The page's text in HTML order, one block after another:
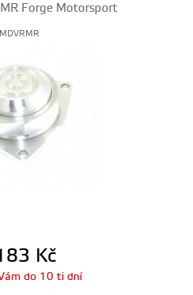
Forge Motorsport
Kč
do 10 ti dní